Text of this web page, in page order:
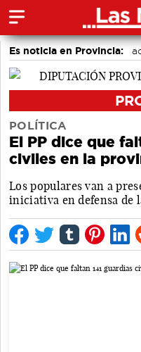
Es noticia en Provincia:
Medio Ambiente
POLÍTICA
El PP dice que
civiles en la
Los populares van a
iniciativa en defensa de